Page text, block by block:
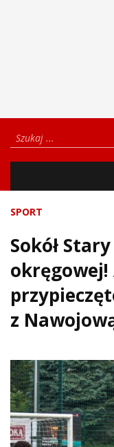
SPORT
Sokół
okręgowej!
z